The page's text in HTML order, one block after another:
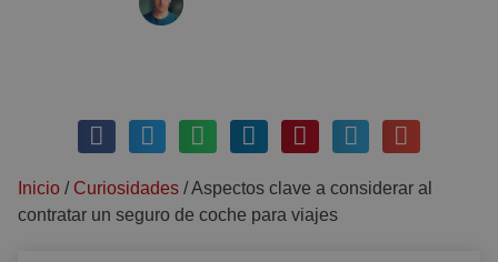
Inicio / Curiosidades /Aspectos clave a considerar al
contratar un seguro de coche para viajes